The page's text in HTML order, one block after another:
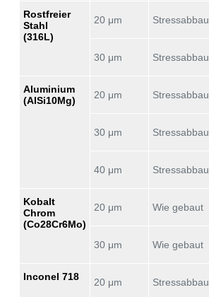
Rostfreier
Stahl
(316L)
20 μm Stressabbau
30 μm Stressabbau
Aluminium
(AlSi10Mg)
20 μm Stressabbau
30 μm Stressabbau
40 μm Stressabbau
Kobalt
Chrom
(Co28Cr6Mo)
20 μm Wie gebaut
30 μm Wie gebaut
Inconel 718 20 μm Stressabbau